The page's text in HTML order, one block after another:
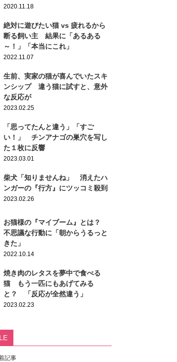
2020.11.18
絶対に遊びたい猫 vs 疲れるから
断る飼い主 結果に「あるある
～！」「本当にこれ」
2022.11.07
生前、実家の猫が喜んでいたスキ
ンシップ 違う猫に試すと、意外
な反応が
2023.02.25
「思ってたんと違う」「すご
い！」 チンアナゴの巣穴を写し
た１枚に反響
2023.03.01
柴犬「知りませんね」 消えたハ
ンガーの『行方』にツッコミ殺到
2023.02.26
お猫様の『マイブーム』とは？
不思議な行動に「朝からうるっと
きた」
2022.10.14
焼き肉のレタスを夢中で食べる
猫 もう一匹にもあげてみる
と？ 「反応が全然違う」
2023.02.23
記事